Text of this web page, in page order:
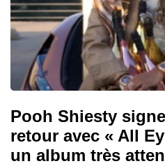
Pooh Shiesty
retour avec « All
un album très